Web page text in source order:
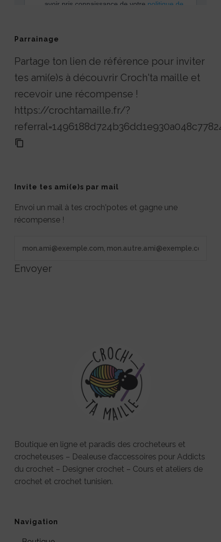
Parrainage
Partage ton lien de référence pour inviter
tes ami(e)s à découvrir Croch'ta maille et
recevoir une récompense !
https://crochtamaille.fr/?
Invite tes ami(e)s par mail
Envoi un mail à tes croch'potes et gagne une
récompense !
Envoyer
Boutique en ligne et paradis des crocheteurs et
crocheteuses – Dealeuse d’accessoires pour Addicts
du crochet – Designer crochet – Cours et ateliers de
crochet et crochet tunisien.
Navigation